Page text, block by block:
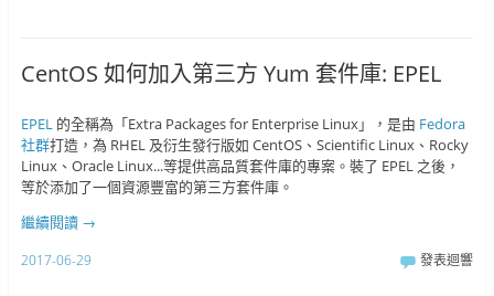
CentOS 如何加入第三方 Yum 套件庫: EPEL
EPEL的全稱為「Extra Packages for Enterprise Linux」，是由 Fedora
社群打造，為 RHEL 及衍生發行版如 CentOS、Scientific Linux、Rocky
Linux、Oracle Linux...等提供高品質套件庫的專案。裝了 EPEL 之後，
等於添加了一個資源豐富的第三方套件庫。
繼續閱讀 →
2017-06-29 發表迴響